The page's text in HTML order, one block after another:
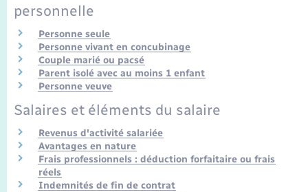
personnelle
Personne seule
Personne vivant en concubinage
Couple marié ou pacsé
Parent isolé avec au moins 1 enfant
Personne veuve
Salaires et éléments du salaire
Revenus d'activité salariée
Avantages en nature
Frais professionnels : déduction forfaitaire ou frais
réels
Indemnités de fin de contrat